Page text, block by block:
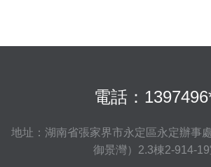
電話：
地址：湖南省張家界市永定區永定辦事
御景灣）2.3棟2-914-19